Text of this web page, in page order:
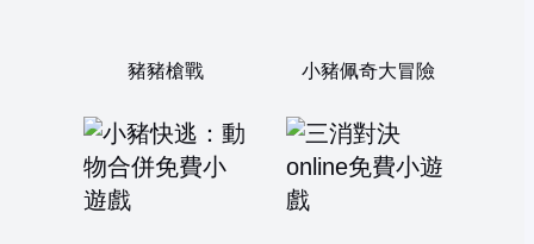
豬豬槍戰 小豬佩奇大冒險